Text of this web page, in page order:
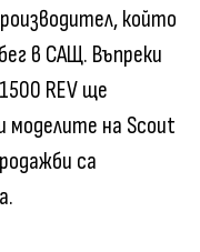
който
в САЩ. Въпреки
REV ще
моделите на Scout
са